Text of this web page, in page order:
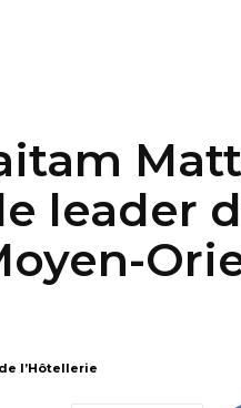
leader
l’Hôtellerie